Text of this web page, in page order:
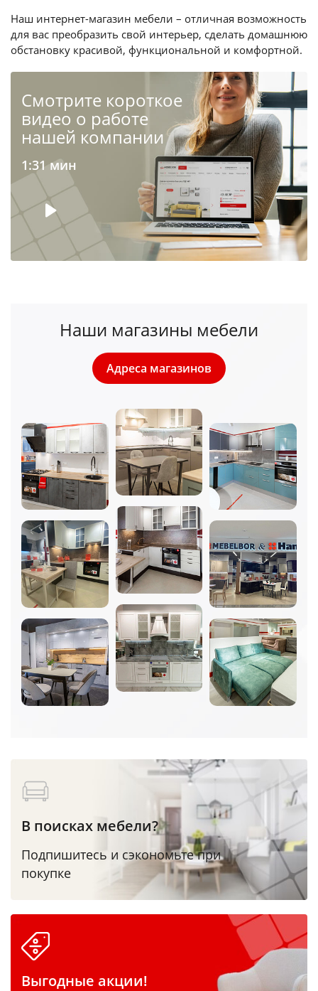
Наш интернет-магазин мебели – отличная возможность
для вас преобразить свой интерьер, сделать домашнюю
обстановку красивой, функциональной и комфортной.
Cмотрите короткое
видео о работе
нашей компании
1:31 мин
Наши магазины мебели
Адреса магазинов
В поисках мебели?
Подпишитесь и сэкономьте при
покупке
Выгодные акции!